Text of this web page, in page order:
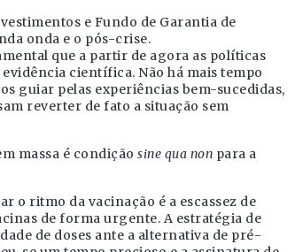
e Fundo de Garantia de
onda e o pós-crise.
que a partir de agora as políticas
científica. Não há mais tempo
guiar pelas experiências bem-sucedidas,
reverter de fato a situação sem
massa é condição sine qua non para a
o ritmo da vacinação é a escassez de
de forma urgente. A estratégia de
de doses ante a alternativa de pré-